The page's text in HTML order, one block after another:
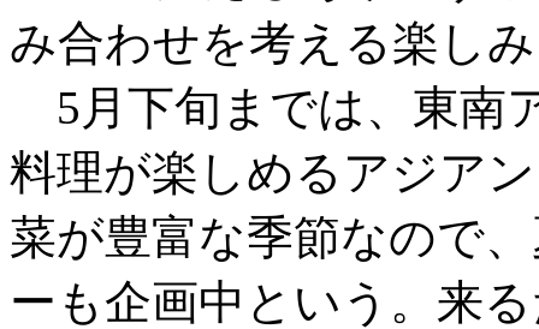
み合わせを考える楽し
5月下旬までは、東南
料理が楽しめるアジア
菜が豊富な季節なので
ーも企画中という。来